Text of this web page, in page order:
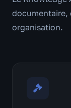
documentaire,
organisation.